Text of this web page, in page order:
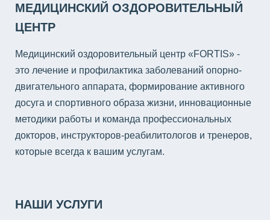
МЕДИЦИНСКИЙ ОЗДОРОВИТЕЛЬНЫЙ
ЦЕНТР
Медицинский оздоровительный центр «FORTIS» -
это лечение и профилактика заболеваний опорно-
двигательного аппарата, формирование активного
досуга и спортивного образа жизни, инновационные
методики работы и команда профессиональных
докторов, инструкторов-реабилитологов и тренеров,
которые всегда к вашим услугам.
НАШИ УСЛУГИ